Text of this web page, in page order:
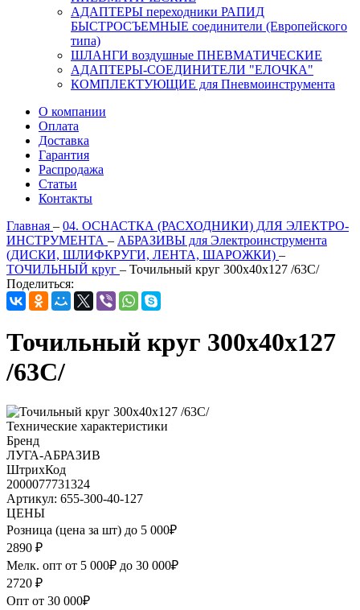
АДАПТЕРЫ переходники РАПИД
БЫСТРОСЪЕМНЫЕ соединители (Европейского
типа)
ШЛАНГИ воздушные ПНЕВМАТИЧЕСКИЕ
АДАПТЕРЫ-СОЕДИНИТЕЛИ "ЕЛОЧКА"
КОМПЛЕКТУЮЩИЕ для Пневмоинструмента
О компании
Оплата
Доставка
Гарантия
Распродажа
Статьи
Контакты
Главная – 04. ОСНАСТКА (РАСХОДНИКИ) ДЛЯ ЭЛЕКТРО-
ИНСТРУМЕНТА – АБРАЗИВЫ для Электроинструмента
(ДИСКИ, ШЛИФКРУГИ, ЛЕНТА, ШАРОЖКИ) –
ТОЧИЛЬНЫЙ круг – Точильный круг 300х40х127 /63С/
Поделиться:
Точильный круг 300х40х127
/63С/
Технические характеристики
Бренд
ЛУГА-АБРАЗИВ
ШтрихКод
2000077731324
Артикул: 655-300-40-127
ЦЕНЫ
Розница (цена за шт) до 5 000₽
2890 ₽
Мелк. опт от 5 000₽ до 30 000₽
2720 ₽
Опт от 30 000₽